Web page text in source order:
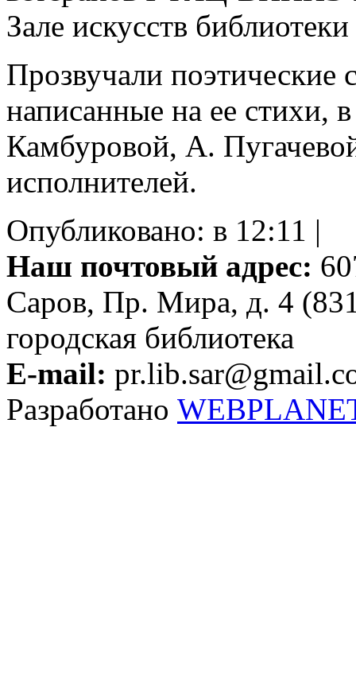
Зале искусств
Прозвучали
написанные на ее стихи,
Камбуровой, А.
исполнителей.
Опубликовано: в 12:11 |
Наш почтовый адрес:
Саров, Пр. Мира, д. 4
городская библиотека
E-mail:
Разработано